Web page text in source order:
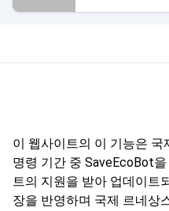
이 웹사이트의 이 기능은 국
명령 기간 중 SaveEcoBot
트의 지원을 받아 업데이트
장을 반영하며 국제 르네상